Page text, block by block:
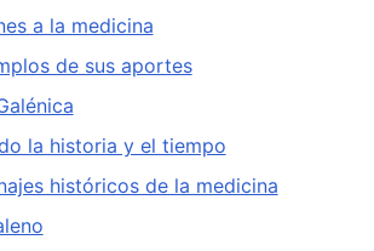
a la medicina
de sus aportes
la historia y el tiempo
históricos de la medicina